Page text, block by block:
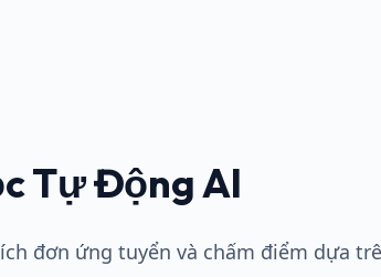
Tự Động AI
đơn ứng tuyển và chấm điểm dựa